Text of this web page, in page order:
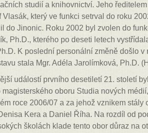
studií a knihovnictví. Jeho
Vlasák, který ve funkci setrval do roku
do Jinonic. Roku 2002 byl zvolen do
Ph.D., kterého po deseti letech
K poslední personální změně došlo v
stala Mgr. Adéla Jarolímková, Ph.D.
událostí prvního desetiletí 21. století
oboru Studia nových
roce 2006/07 a za jehož vznikem stály
Kera a Daniel Říha. Na rozdíl od
školách klade tento obor důraz na